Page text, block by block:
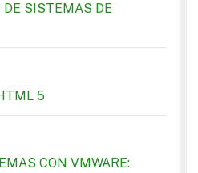
SISTEMAS DE
5
CON VMWARE: